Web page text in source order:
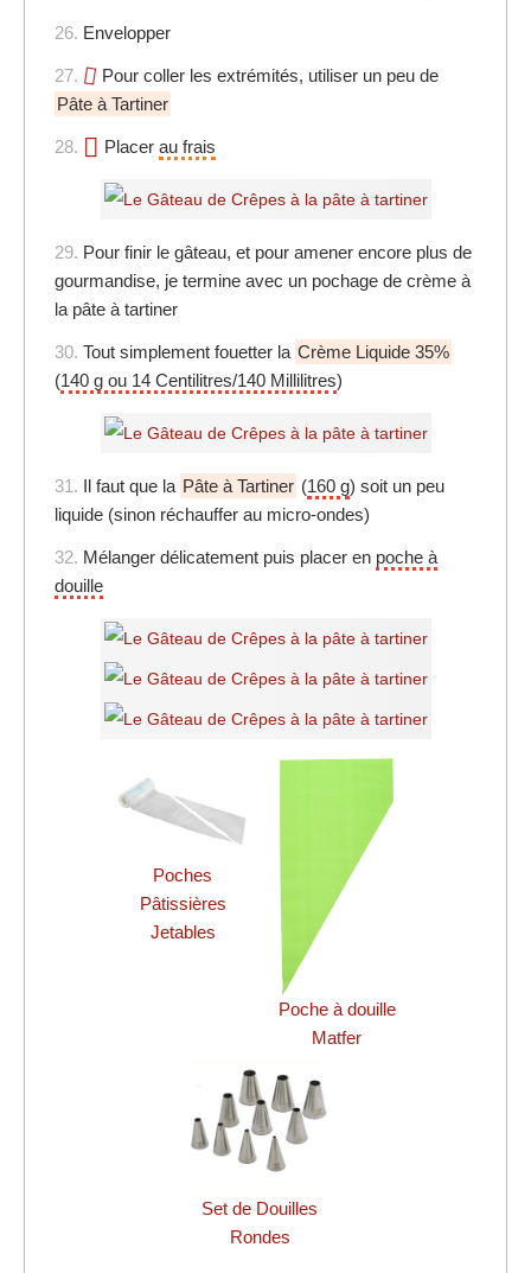
26. Envelopper
27.
Pour coller les extrémités, utiliser un peu de
Pâte à Tartiner
28. Placer au frais
29. Pour finir le gâteau, et pour amener encore plus de
gourmandise, je termine avec un pochage de crème à
la pâte à tartiner
30. Tout simplement fouetter la Crème Liquide 35%
(140 g ou 14 Centilitres/140 Millilitres)
31. Il faut que la Pâte à Tartiner (160 g) soit un peu
liquide (sinon réchauffer au micro-ondes)
32. Mélanger délicatement puis placer en poche à
douille
Poches
Pâtissières
Jetables
Poche à douille
Matfer
Set de Douilles
Rondes